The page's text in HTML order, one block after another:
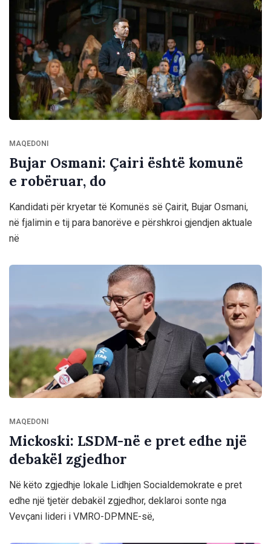
MAQEDONI
Bujar Osmani: Çairi është komunë
e robëruar, do
Kandidati për kryetar të Komunës së Çairit, Bujar Osmani,
në fjalimin e tij para banorëve e përshkroi gjendjen aktuale
në
MAQEDONI
Mickoski: LSDM-në e pret edhe një
debakël zgjedhor
Në këto zgjedhje lokale Lidhjen Socialdemokrate e pret
edhe një tjetër debakël zgjedhor, deklaroi sonte nga
Vevçani lideri i VMRO-DPMNE-së,